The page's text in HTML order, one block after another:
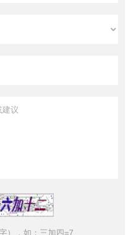
），如：三加四=7